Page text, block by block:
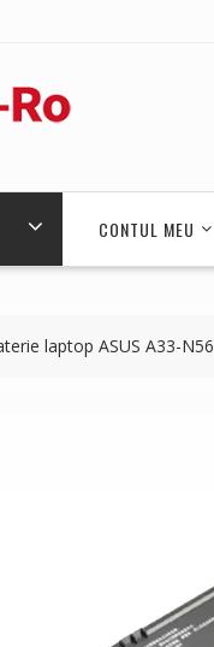
CONTUL MEU
laptop ASUS A33-N56